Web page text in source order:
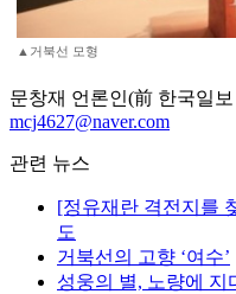
▲거북선 모형
문창재 언론인(前 한국일
mcj4627@naver.com
관련 뉴스
[정유재란 격전지를
도
거북선의 고향 ‘여수’
성웅의 별, 노량에 지